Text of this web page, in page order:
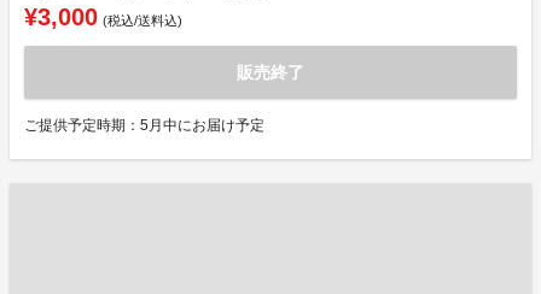
¥3,000 (税込/送料込)
販売終了
ご提供予定時期：5月中にお届け予定